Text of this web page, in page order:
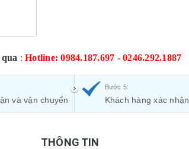
: Hotline: 0984.187.697 - 0246.292.1887
và vận chuyển
Bước 5:
Khách hàng xác nhận
THÔNG TIN